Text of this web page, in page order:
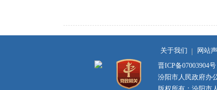
关于我们 网站
晋ICP备07003904号
汾阳市人民政府办